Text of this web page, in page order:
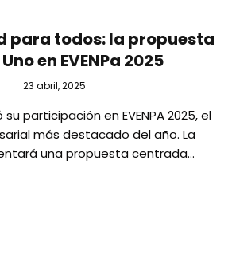
para todos: la propuesta
en EVENPa 2025
23 abril, 2025
participación en EVENPA 2025, el
más destacado del año. La
una propuesta centrada…